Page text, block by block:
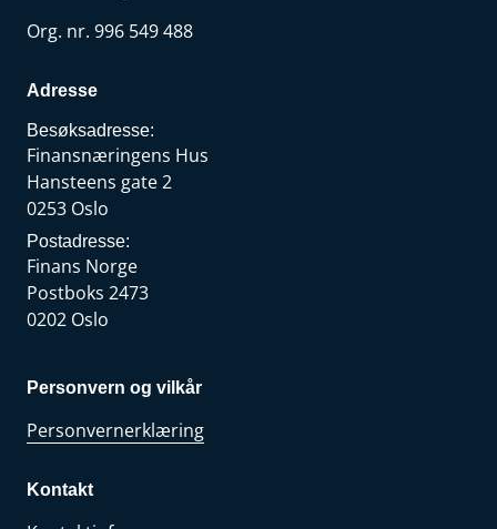
Org. nr. 996 549 488
Adresse
Besøksadresse:
Finansnæringens Hus
Hansteens gate 2
0253 Oslo
Postadresse:
Finans Norge
Postboks 2473
0202 Oslo
Personvern og vilkår
Personvernerklæring
Kontakt